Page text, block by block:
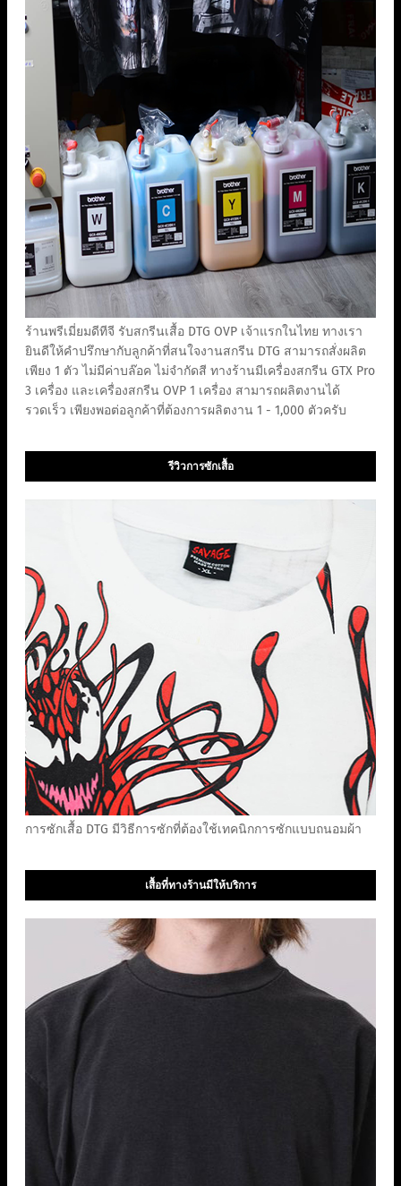
ร้านพรีเมี่ยมดีทีจี รับสกรีนเสื้อ DTG OVP เจ้าแรกในไทย ทางเรา
ยินดีให้คำปรึกษากับลูกค้าที่สนใจงานสกรีน DTG สามารถสั่งผลิต
เพียง 1 ตัว ไม่มีค่าบล๊อค ไม่จำกัดสี ทางร้านมีเครื่องสกรีน GTX Pro
3 เครื่อง และเครื่องสกรีน OVP 1 เครื่อง สามารถผลิตงานได้
รวดเร็ว เพียงพอต่อลูกค้าที่ต้องการผลิตงาน 1 - 1,000 ตัวครับ
รีวิวการซักเสื้อ
การซักเสื้อ DTG มีวิธีการซักที่ต้องใช้เทคนิกการซักแบบถนอมผ้า
เสื้อที่ทางร้านมีให้บริการ